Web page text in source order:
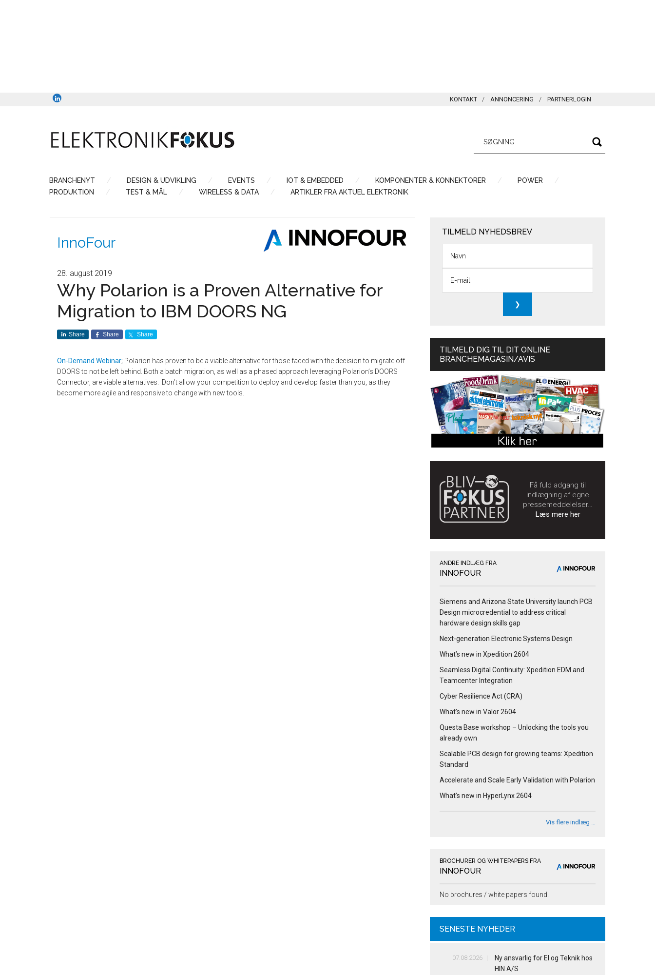
KONTAKT ANNONCERING PARTNERLOGIN
BRANCHENYT DESIGN & UDVIKLING EVENTS IOT & EMBEDDED KOMPONENTER & KONNEKTORER
POWER
PRODUKTION
TEST & MÅL WIRELESS & DATA ARTIKLER FRA AKTUEL ELEKTRONIK
InnoFour
28. august 2019
Why Polarion is a Proven Alternative for
Migration to IBM DOORS NG
Share Share Share
On-Demand Webinar; Polarion has proven to be a viable alternative for those faced with the decision to migrate off
DOORS to not be left behind. Both a batch migration, as well as a phased approach leveraging Polarion’s DOORS
Connector, are viable alternatives. Don’t allow your competition to deploy and develop faster than you, as they
become more agile and responsive to change with new tools.
TILMELD NYHEDSBREV
TILMELD DIG TIL DIT ONLINE
BRANCHEMAGASIN/AVIS
Få fuld adgang til
indlægning af egne
pressemeddelelser…
Læs mere her
ANDRE INDLÆG FRA
INNOFOUR
Siemens and Arizona State University launch PCB
Design microcredential to address critical
hardware design skills gap
Next-generation Electronic Systems Design
What’s new in Xpedition 2604
Seamless Digital Continuity: Xpedition EDM and
Teamcenter Integration
Cyber Resilience Act (CRA)
What’s new in Valor 2604
Questa Base workshop – Unlocking the tools you
already own
Scalable PCB design for growing teams: Xpedition
Standard
Accelerate and Scale Early Validation with Polarion
What’s new in HyperLynx 2604
Vis flere indlæg …
BROCHURER OG WHITEPAPERS FRA
INNOFOUR
No brochures / white papers found.
SENESTE NYHEDER
07.08.2026
Ny ansvarlig for El og Teknik hos
HIN A/S